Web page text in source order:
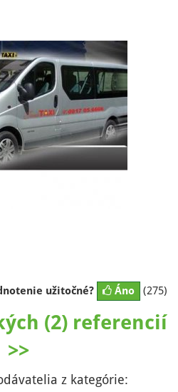
užitočné? Áno (275)
(2) referencií
>>
z kategórie: